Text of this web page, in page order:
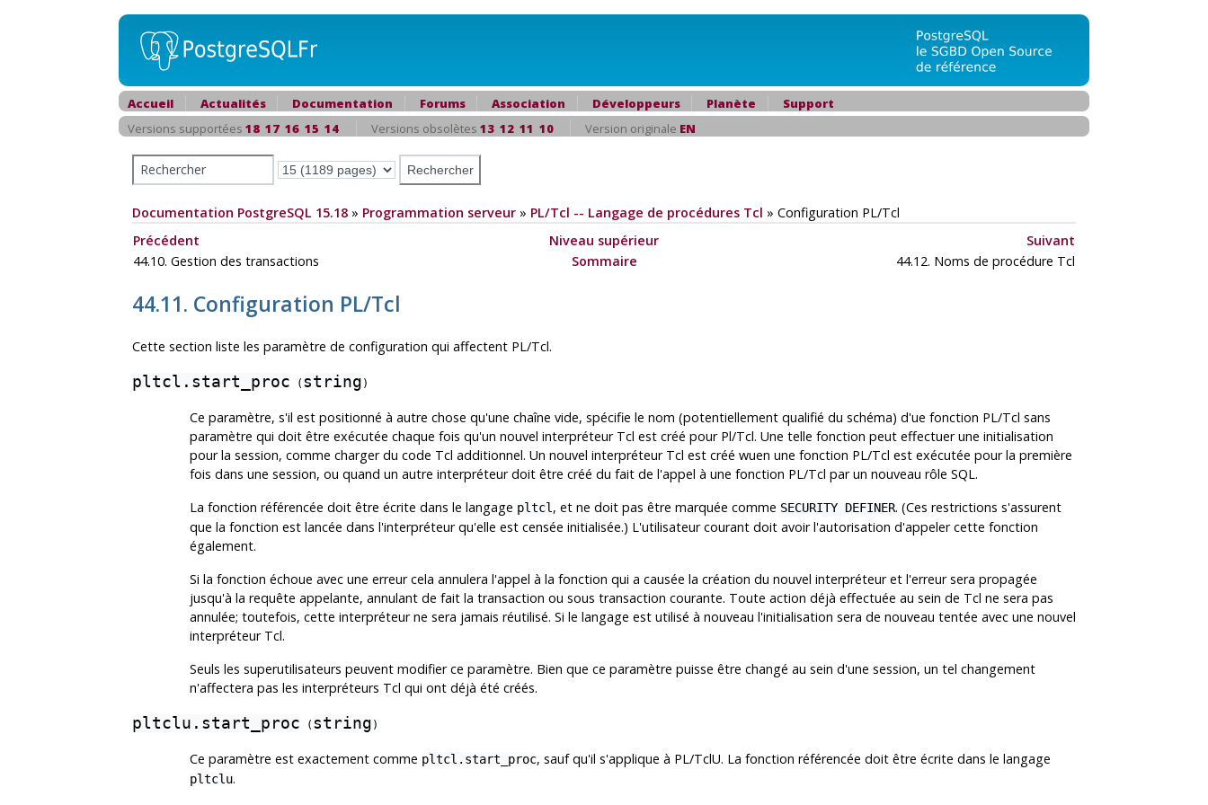
Accueil Actualités Documentation Forums Association Développeurs Planète
Support
Versions supportées 18 17 16 15 14 Versions obsolètes 13 12 11 10 Version originale EN
Documentation PostgreSQL 15.18 » Programmation serveur » PL/Tcl -- Langage de procédures Tcl » Configuration PL/Tcl
Précédent
Niveau supérieur
Suivant
44.10. Gestion des transactions
Sommaire 44.12. Noms de procédure Tcl
44.11. Configuration PL/Tcl
Cette section liste les paramètre de configuration qui affectent PL/Tcl.
pltcl.start_proc ( string )
Ce paramètre, s'il est positionné à autre chose qu'une chaîne vide, spécifie le nom (potentiellement qualifié du schéma) d'ue fonction PL/Tcl sans
paramètre qui doit être exécutée chaque fois qu'un nouvel interpréteur Tcl est créé pour Pl/Tcl. Une telle fonction peut effectuer une initialisation
pour la session, comme charger du code Tcl additionnel. Un nouvel interpréteur Tcl est créé wuen une fonction PL/Tcl est exécutée pour la première
fois dans une session, ou quand un autre interpréteur doit être créé du fait de l'appel à une fonction PL/Tcl par un nouveau rôle SQL.
La fonction référencée doit être écrite dans le langage pltcl, et ne doit pas être marquée comme SECURITY DEFINER. (Ces restrictions s'assurent
que la fonction est lancée dans l'interpréteur qu'elle est censée initialisée.) L'utilisateur courant doit avoir l'autorisation d'appeler cette fonction
également.
Si la fonction échoue avec une erreur cela annulera l'appel à la fonction qui a causée la création du nouvel interpréteur et l'erreur sera propagée
jusqu'à la requête appelante, annulant de fait la transaction ou sous transaction courante. Toute action déjà effectuée au sein de Tcl ne sera pas
annulée; toutefois, cette interpréteur ne sera jamais réutilisé. Si le langage est utilisé à nouveau l'initialisation sera de nouveau tentée avec une nouvel
interpréteur Tcl.
Seuls les superutilisateurs peuvent modifier ce paramètre. Bien que ce paramètre puisse être changé au sein d'une session, un tel changement
n'affectera pas les interpréteurs Tcl qui ont déjà été créés.
pltclu.start_proc ( string )
Ce paramètre est exactement comme pltcl.start_proc, sauf qu'il s'applique à PL/TclU. La fonction référencée doit être écrite dans le langage
pltclu.